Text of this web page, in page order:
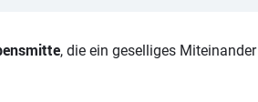
, die ein geselliges Miteinander